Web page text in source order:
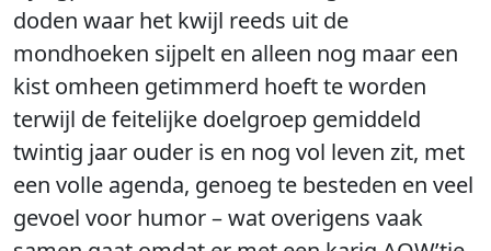
doden waar het kwijl reeds uit de
mondhoeken sijpelt en alleen nog maar een
kist omheen getimmerd hoeft te worden
terwijl de feitelijke doelgroep gemiddeld
twintig jaar ouder is en nog vol leven zit, met
een volle agenda, genoeg te besteden en veel
gevoel voor humor – wat overigens vaak